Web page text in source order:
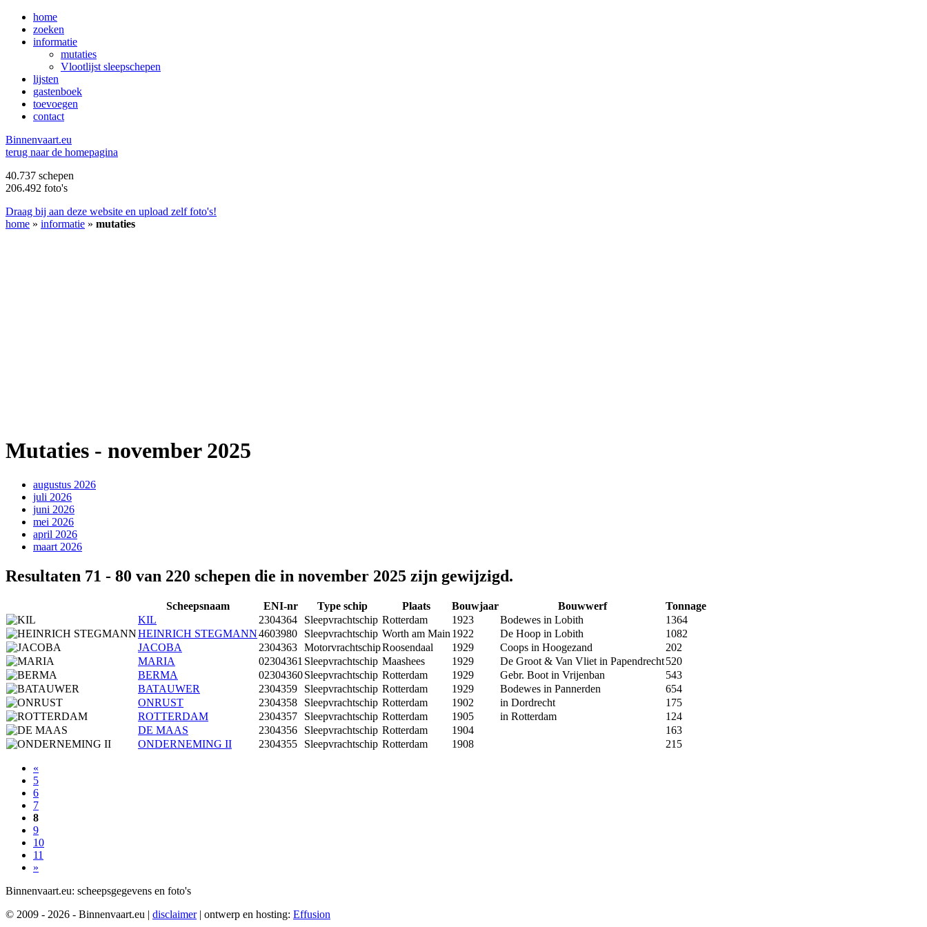
home
zoeken
informatie
mutaties
Vlootlijst sleepschepen
lijsten
gastenboek
toevoegen
contact
Binnenvaart.eu
terug naar de homepagina
40.737 schepen
206.492 foto's
Draag bij aan deze website en upload zelf foto's!
home » informatie » mutaties
Mutaties - november 2025
augustus 2026
juli 2026
juni 2026
mei 2026
april 2026
maart 2026
Resultaten 71 - 80 van 220 schepen die in november 2025 zijn gewijzigd.
Scheepsnaam ENI-nr Type schip Plaats Bouwjaar Bouwwerf
Tonnage
KIL
2304364 Sleepvrachtschip Rotterdam 1923 Bodewes in Lobith
1364
HEINRICH STEGMANN4603980 Sleepvrachtschip Worth am Main 1922 De Hoop in Lobith
1082
JACOBA
2304363 MotorvrachtschipRoosendaal 1929 Coops in Hoogezand
202
MARIA
02304361 Sleepvrachtschip Maashees 1929 De Groot & Van Vliet in Papendrecht520
BERMA
02304360Sleepvrachtschip Rotterdam 1929 Gebr. Boot in Vrijenban
543
BATAUWER
2304359 Sleepvrachtschip Rotterdam 1929 Bodewes in Pannerden
654
ONRUST
2304358 Sleepvrachtschip Rotterdam 1902 in Dordrecht
175
ROTTERDAM
2304357 Sleepvrachtschip Rotterdam 1905 in Rotterdam
124
DE MAAS
2304356 Sleepvrachtschip Rotterdam 1904
163
ONDERNEMING II
2304355 Sleepvrachtschip Rotterdam 1908 215
«
5
6
7
8
9
10
11
»
Binnenvaart.eu: scheepsgegevens en foto's
© 2009 - 2026 - Binnenvaart.eu | disclaimer | ontwerp en hosting: Effusion